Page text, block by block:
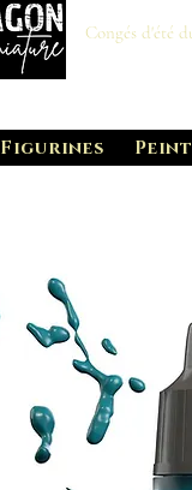
Congés d'été
Figurines